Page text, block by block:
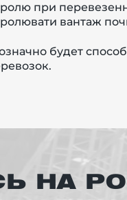
при
вантаж
будет
НА